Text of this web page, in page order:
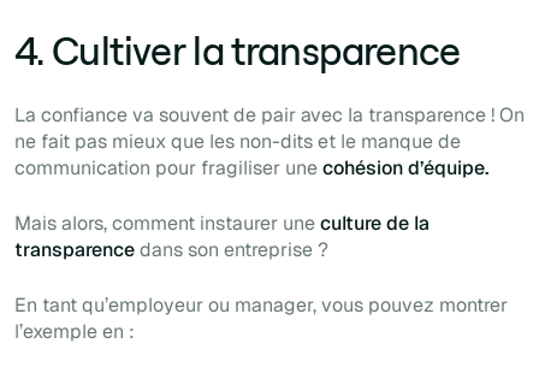
4. Cultiver la transparence
La confiance va souvent de pair avec la transparence ! On
ne fait pas mieux que les non-dits et le manque de
communication pour fragiliser unecohésion d’équipe.
Mais alors, comment instaurer uneculture de la
transparencedans son entreprise ?
En tant qu’employeur ou manager, vous pouvez montrer
l’exemple en :